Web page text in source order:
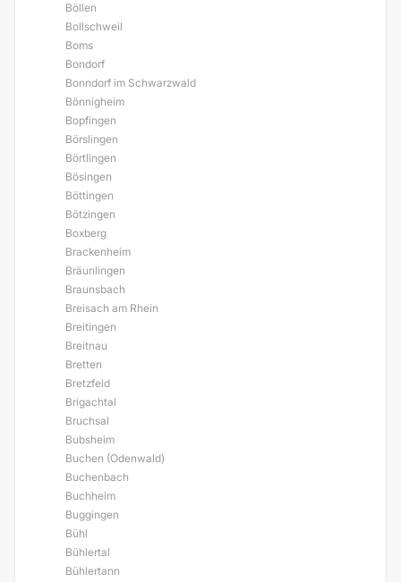
Böllen
Bollschweil
Boms
Bondorf
Bonndorf im Schwarzwald
Bönnigheim
Bopfingen
Börslingen
Börtlingen
Bösingen
Böttingen
Bötzingen
Boxberg
Brackenheim
Bräunlingen
Braunsbach
Breisach am Rhein
Breitingen
Breitnau
Bretten
Bretzfeld
Brigachtal
Bruchsal
Bubsheim
Buchen (Odenwald)
Buchenbach
Buchheim
Buggingen
Bühl
Bühlertal
Bühlertann